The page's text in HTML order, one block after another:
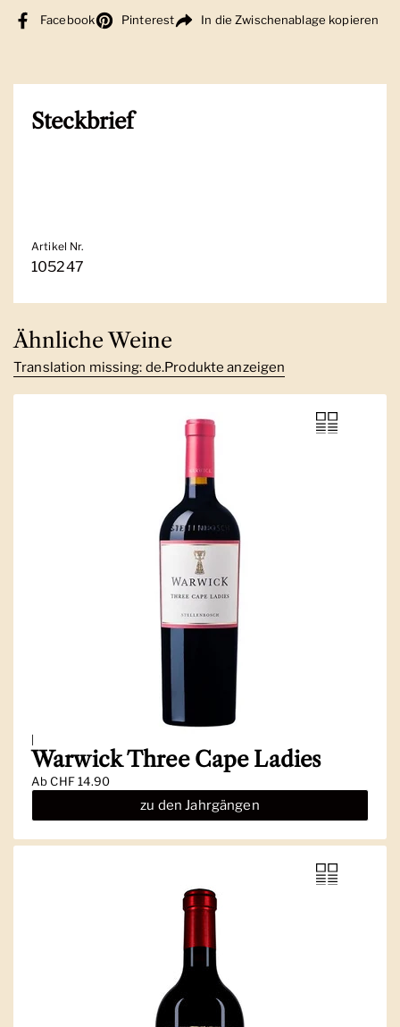
Facebook Pinterest In die Zwischenablage kopieren
Steckbrief
Artikel Nr.
105247
Ähnliche Weine
Translation missing: de.Produkte anzeigen
|
Warwick Three Cape Ladies
AbCHF 14.90
zu den Jahrgängen